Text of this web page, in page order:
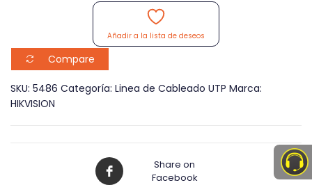
Cobre
cantidad
Añadir a la lista de deseos
Compare
SKU: 5486 Categoría: Linea de Cableado UTP Marca:
HIKVISION
Share on
Facebook